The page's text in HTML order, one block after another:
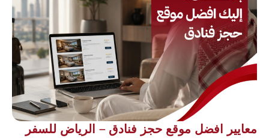
معايير افضل موقع حجز فنادق – الرياض للسفر